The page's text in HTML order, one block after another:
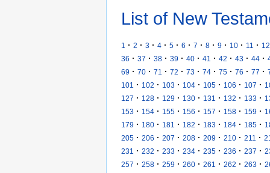
List of New
1 · 2 · 3 · 4 · 5 · 6 · 7 · 8 · 9 · 10 · 11 · 12
36 · 37 · 38 · 39 · 40 · 41 · 42 · 43 · 44 ·
69 · 70 · 71 · 72 · 73 · 74 · 75 · 76 · 77 ·
101
· 102 · 103 · 104 · 105 · 106 · 107 ·
127 · 128 · 129 · 130 · 131 · 132 · 133 ·
153 · 154 · 155 · 156 · 157 · 158 · 159 ·
179 · 180 · 181 · 182 · 183 · 184 · 185 ·
205 · 206 · 207 · 208 · 209 · 210 · 211 ·
231
· 232 · 233 · 234 · 235 · 236 · 237 ·
257 · 258 · 259 · 260 · 261 · 262 · 263 ·